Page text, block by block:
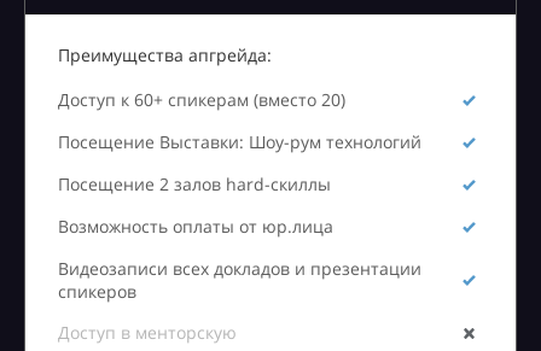
Преимущества апгрейда:
Доступ к 60+ спикерам (вместо 20)
Посещение Выставки: Шоу-рум технологий
Посещение 2 залов hard-скиллы
Возможность оплаты от юр.лица
Видеозаписи всех докладов и презентации
спикеров
Доступ в менторскую